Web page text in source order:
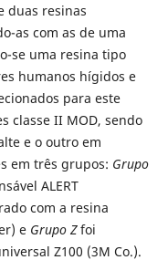
duas resinas
as com as de uma
se uma resina tipo
humanos hígidos e
para este
classe II MOD, sendo
e o outro em
em três grupos: Grupo
ALERT
com a resina
e Grupo Zfoi
Z100 (3M Co.).